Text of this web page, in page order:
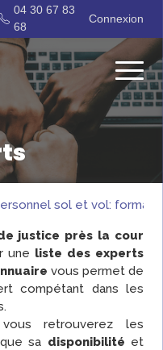
04 30 67 83
68
Connexion
sol et vol:
justice près la cour
une liste des experts
vous permet de
compétant dans les
retrouverez les
sa disponibilité et